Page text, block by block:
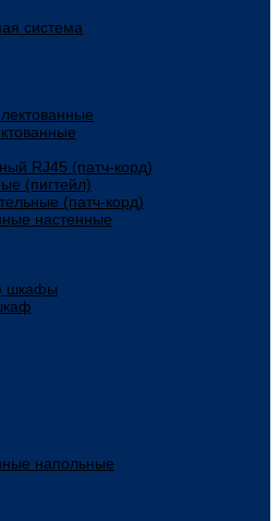
система
RJ45 (патч-корд)
(пигтейл)
(патч-корд)
настенные
шкафы
напольные